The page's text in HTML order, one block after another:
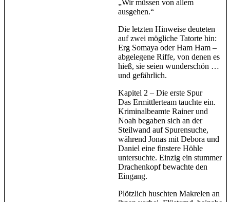
„Wir müssen von allem
ausgehen.“
Die letzten Hinweise deuteten
auf zwei mögliche Tatorte hin:
Erg Somaya oder Ham Ham –
abgelegene Riffe, von denen es
hieß, sie seien wunderschön …
und gefährlich.
Kapitel 2 – Die erste Spur
Das Ermittlerteam tauchte ein.
Kriminalbeamte Rainer und
Noah begaben sich an der
Steilwand auf Spurensuche,
während Jonas mit Debora und
Daniel eine finstere Höhle
untersuchte. Einzig ein stummer
Drachenkopf bewachte den
Eingang.
Plötzlich huschten Makrelen an